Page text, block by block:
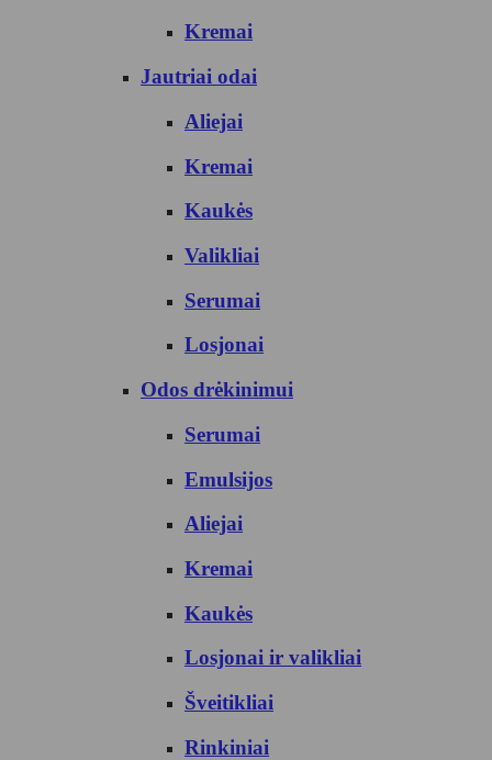
Kremai
Jautriai odai
Aliejai
Kremai
Kaukės
Valikliai
Serumai
Losjonai
Odos drėkinimui
Serumai
Emulsijos
Aliejai
Kremai
Kaukės
Losjonai ir valikliai
Šveitikliai
Rinkiniai